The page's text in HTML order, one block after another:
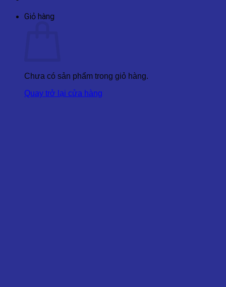
Giỏ hàng
Chưa có sản phẩm trong giỏ hàng.
Quay trở lại cửa hàng